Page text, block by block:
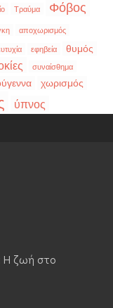
Τραύμα
Φόβος
αποχωρισμός
εφηβεία θυμός
συναίσθημα
χωρισμός
ύπνος
Η ζωή στο